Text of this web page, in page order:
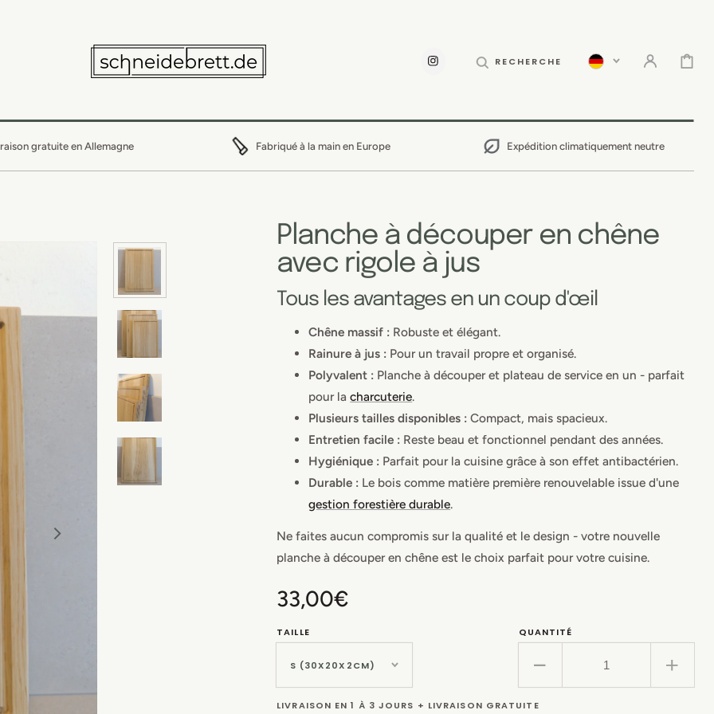
INSTAGRAMRECHERCHE PANIER
gratuite en Allemagne Fabriqué à la main en Europe Expédition climatiquement neutre
Planche à découper en chêne
avec rigole à jus
Tous les avantages en un coup d'œil
Chêne massif : Robuste et élégant.
Rainure à jus : Pour un travail propre et organisé.
Polyvalent : Planche à découper et plateau de service en un - parfait
pour lacharcuterie.
Plusieurs tailles disponibles : Compact, mais spacieux.
Entretien facile : Reste beau et fonctionnel pendant des années.
Hygiénique : Parfait pour la cuisine grâce à son effet antibactérien.
Durable : Le bois comme matière première renouvelable issue d'une
gestion forestière durable.
Ne faites aucun compromis sur la qualité et le design - votre nouvelle
planche à découper en chêne est le choix parfait pour votre cuisine.
Prix
habituel
33,00€
TAILLE QUANTITÉ
la
quantité
la
LIVRAISON EN 1 À 3 JOURS + LIVRAISON GRATUITE